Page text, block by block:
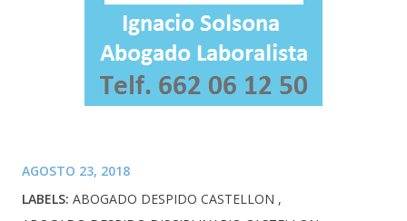
AGOSTO 23, 2018
LABELS: ABOGADO DESPIDO CASTELLON